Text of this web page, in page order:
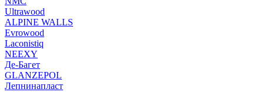
Ultrawood
ALPINE WALLS
Evrowood
Laconistiq
NEEXY
Де-Багет
GLANZEPOL
Лепнинапласт